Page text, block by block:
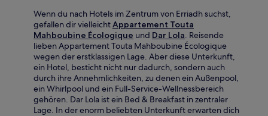
Wenn du nach Hotels im Zentrum von Erriadh suchst,
gefallen dir vielleichtAppartement Touta
Mahboubine Écologique und Dar Lola. Reisende
lieben Appartement Touta Mahboubine Écologique
wegen der erstklassigen Lage. Aber diese Unterkunft,
ein Hotel, besticht nicht nur dadurch, sondern auch
durch ihre Annehmlichkeiten, zu denen ein Außenpool,
ein Whirlpool und ein Full-Service-Wellnessbereich
gehören. Dar Lola ist ein Bed & Breakfast in zentraler
Lage. In der enorm beliebten Unterkunft erwarten dich